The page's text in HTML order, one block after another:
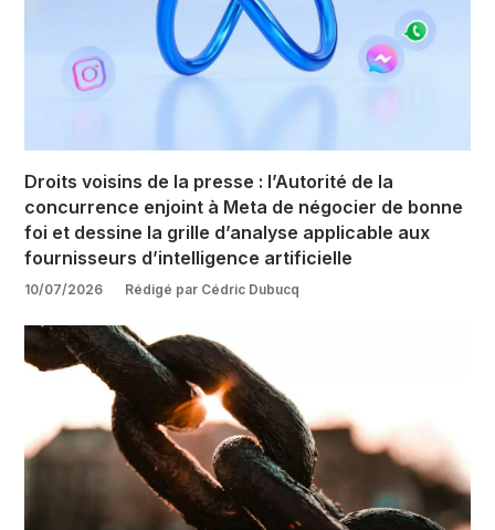
Droits voisins de la presse : l’Autorité de la
concurrence enjoint à Meta de négocier de bonne
foi et dessine la grille d’analyse applicable aux
fournisseurs d’intelligence artificielle
10/07/2026 Rédigé par Cédric Dubucq